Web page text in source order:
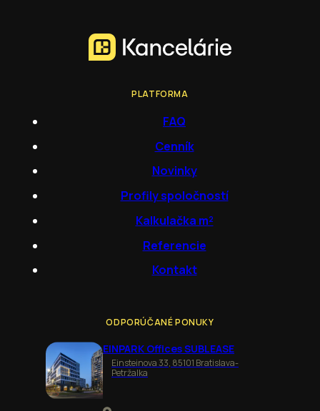
PLATFORMA
FAQ
Cenník
Novinky
Profily spoločností
Kalkulačka m²
Referencie
Kontakt
ODPORÚČANÉ PONUKY
EINPARK Offices SUBLEASE
Einsteinova 33, 85101 Bratislava-
Petržalka